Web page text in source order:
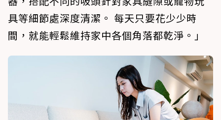
具等細節處深度清潔。 每天只要花少少時
間，就能輕鬆維持家中各個角落都乾淨。」